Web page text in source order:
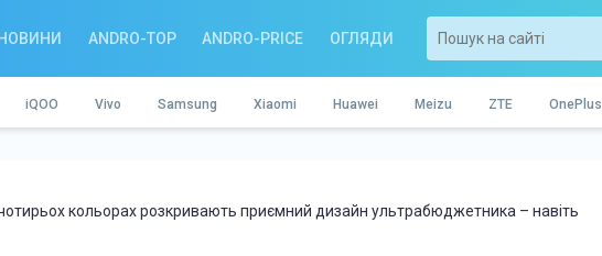
НОВИНИ ANDRO-TOP ANDRO-PRICE ОГЛЯДИ
iQOO Vivo Samsung Xiaomi Huawei Meizu ZTE OnePlus
кольорах розкривають приємний дизайн ультрабюджетника – навіть